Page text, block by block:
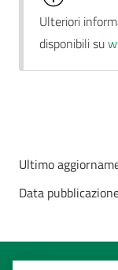
Ulteriori
disponibili su
Ultimo
Data